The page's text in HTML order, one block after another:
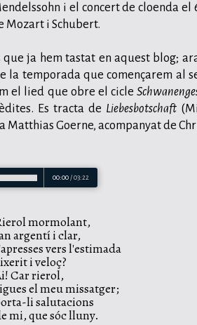
i el concert de cloenda el
Mozart i Schubert.
que ja hem tastat en aquest blog;
la temporada que començarem al
el lied que obre el cicle
Es tracta de Liebesbotschaft
Matthias Goerne, acompanyat de
00:00/03:22
mormolant,
argentí i clar,
vers l'estimada
i veloç?
Car rierol,
el meu missatger;
li salutacions
mi, que sóc lluny.